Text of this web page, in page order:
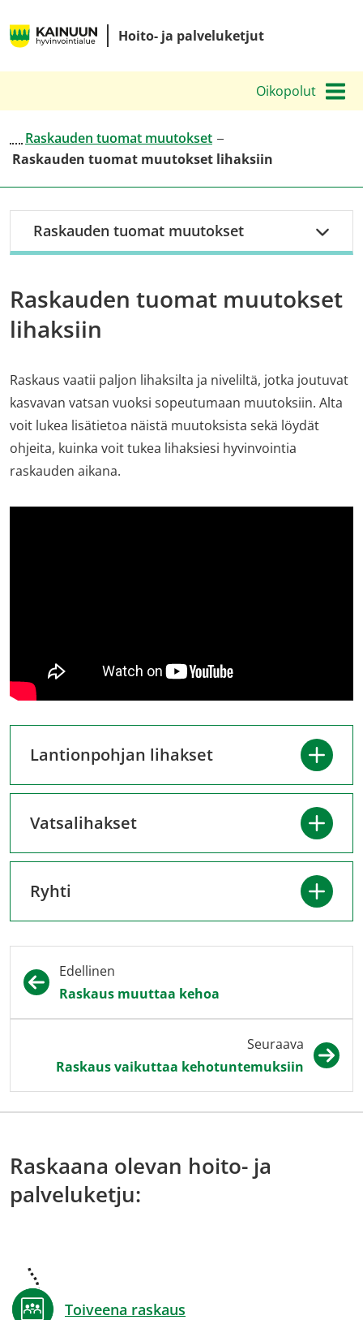
sisältöön
Oikopolut
Kainuun
Hoito- ja palveluketjut
Raskauden tuomat muutokset
Raskauden tuomat muutokset lihaksiin
Raskauden tuomat muutokset
Raskauden tuomat muutokset
lihaksiin
Raskaus vaatii paljon lihaksilta ja niveliltä, jotka joutuvat
kasvavan vatsan vuoksi sopeutumaan muutoksiin. Alta
voit lukea lisätietoa näistä muutoksista sekä löydät
ohjeita, kuinka voit tukea lihaksiesi hyvinvointia
raskauden aikana.
Lantionpohjan lihakset
Vatsalihakset
Ryhti
Edellinen
Raskaus muuttaa kehoa
Seuraava
Raskaus vaikuttaa kehotuntemuksiin
Raskaana olevan hoito- ja
palveluketju:
Toiveena raskaus